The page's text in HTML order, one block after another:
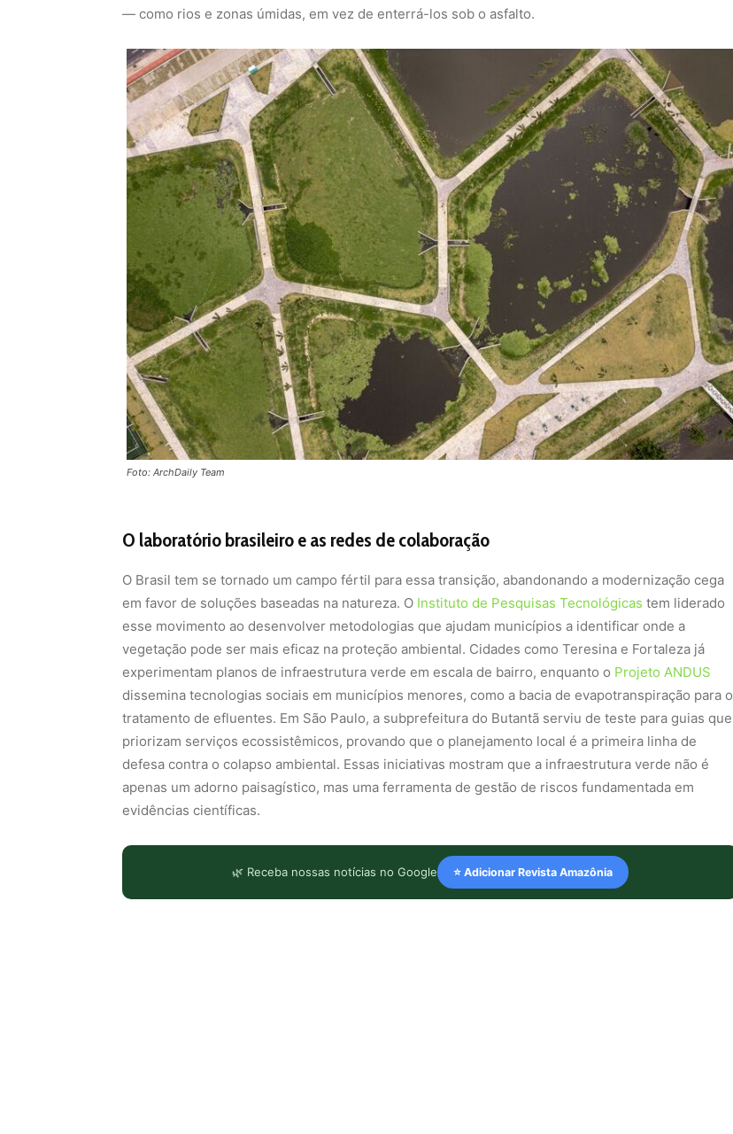
— como rios e zonas úmidas, em vez de enterrá-los sob o asfalto.
Foto: ArchDaily Team
O laboratório brasileiro e as redes de colaboração
O Brasil tem se tornado um campo fértil para essa transição, abandonando a modernização cega
em favor de soluções baseadas na natureza. O Instituto de Pesquisas Tecnológicas tem liderado
esse movimento ao desenvolver metodologias que ajudam municípios a identificar onde a
vegetação pode ser mais eficaz na proteção ambiental. Cidades como Teresina e Fortaleza já
experimentam planos de infraestrutura verde em escala de bairro, enquanto o Projeto ANDUS
dissemina tecnologias sociais em municípios menores, como a bacia de evapotranspiração para o
tratamento de efluentes. Em São Paulo, a subprefeitura do Butantã serviu de teste para guias que
priorizam serviços ecossistêmicos, provando que o planejamento local é a primeira linha de
defesa contra o colapso ambiental. Essas iniciativas mostram que a infraestrutura verde não é
apenas um adorno paisagístico, mas uma ferramenta de gestão de riscos fundamentada em
evidências científicas.
🌿 Receba nossas notícias no Google ⭐ Adicionar Revista Amazônia